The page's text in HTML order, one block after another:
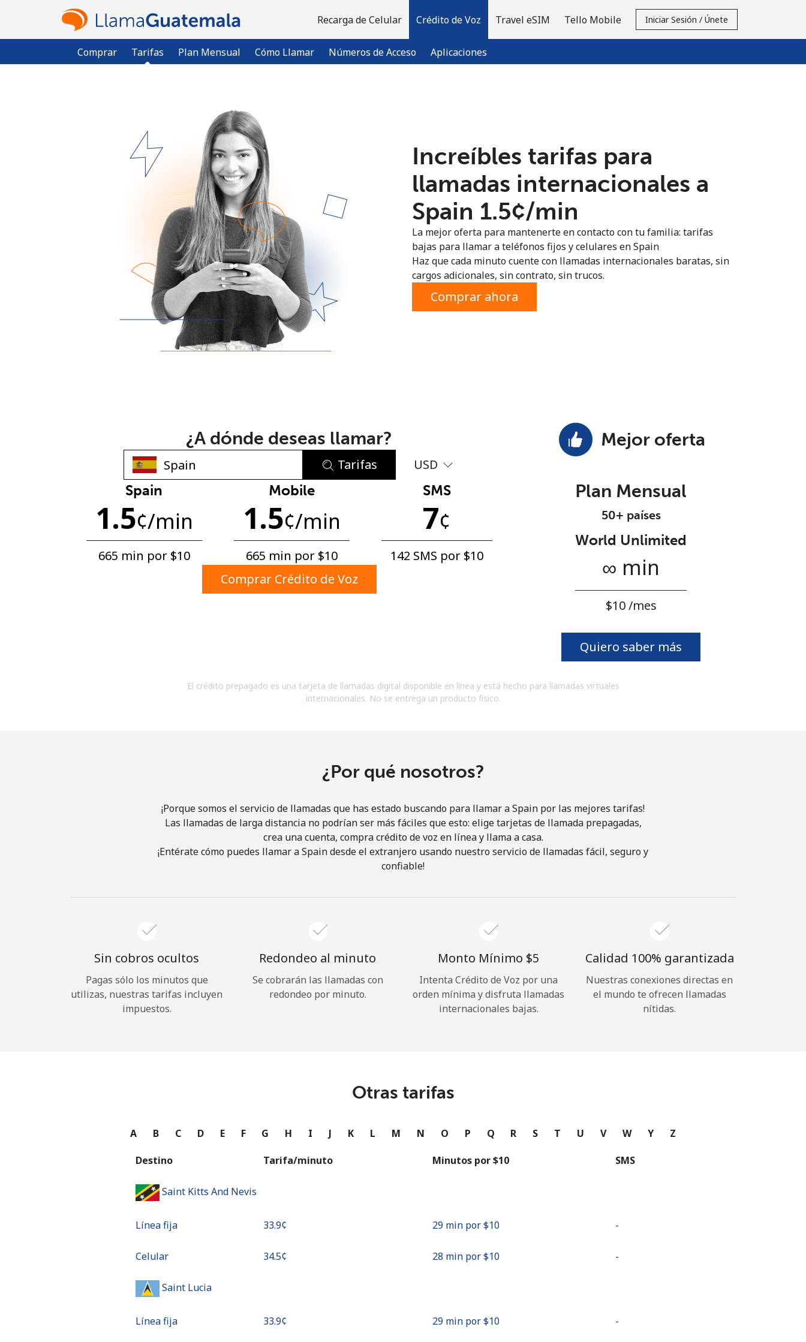
Recarga de Celular Crédito de Voz
Comprar Tarifas Plan Mensual Cómo Llamar Números de Acceso Aplicaciones
Travel eSIM Tello Mobile Iniciar Sesión / Únete
¿Ya tienes una cuenta? Inicia sesión →
Regístrate con
No se ha creado una contraseña
Mínimo 8 caracteres
Una letra mayúscula y una minúscula
Un número
Un caracter especial
Al abrir una cuenta en este sitio web, estoy de
¡Hola!
¿Olvidaste tu contraseña? →
Increíbles tarifas para
llamadas internacionales a
Spain ⁦1.5¢⁩/min
La mejor oferta para mantenerte en contacto con tu familia: tarifas
bajas para llamar a teléfonos fijos y celulares en Spain
Haz que cada minuto cuente con llamadas internacionales baratas, sin
cargos adicionales, sin contrato, sin trucos.
Comprar ahora
¿A dónde deseas llamar?
Tarifas USD
Spain
1.5¢/min
665 min por ⁦$10⁩
Mobile
1.5¢/min
665 min por ⁦$10⁩
SMS
7¢
142 SMS por ⁦$10⁩
Comprar Crédito de Voz
Mejor oferta
Plan Mensual
50+ países
World Unlimited
∞ min
⁦$10⁩ /mes
Quiero saber más
El crédito prepagado es una tarjeta de llamadas digital disponible en línea y está hecho para llamadas virtuales
internacionales. No se entrega un producto físico.
¿Por qué nosotros?
¡Porque somos el servicio de llamadas que has estado buscando para llamar a Spain por las mejores tarifas!
Las llamadas de larga distancia no podrían ser más fáciles que esto: elige tarjetas de llamada prepagadas,
crea una cuenta, compra crédito de voz en línea y llama a casa.
¡Entérate cómo puedes llamar a Spain desde el extranjero usando nuestro servicio de llamadas fácil, seguro y
confiable!
Sin cobros ocultos
Pagas sólo los minutos que
utilizas, nuestras tarifas incluyen
impuestos.
Redondeo al minuto
Se cobrarán las llamadas con
redondeo por minuto.
Monto Mínimo ⁦$5⁩
Intenta Crédito de Voz por una
orden mínima y disfruta llamadas
internacionales bajas.
Calidad 100% garantizada
Nuestras conexiones directas en
el mundo te ofrecen llamadas
nítidas.
Otras tarifas
A B C D E F G H I J K L M N O P Q R S T U V W Y Z
Destino Tarifa/minuto Minutos por ⁦$10⁩ SMS
Saint Kitts And Nevis
Línea fija ⁦33.9¢⁩ 29 min por ⁦$10⁩ -
Celular ⁦34.5¢⁩ 28 min por ⁦$10⁩ -
Saint Lucia
Línea fija ⁦33.9¢⁩ 29 min por ⁦$10⁩ -